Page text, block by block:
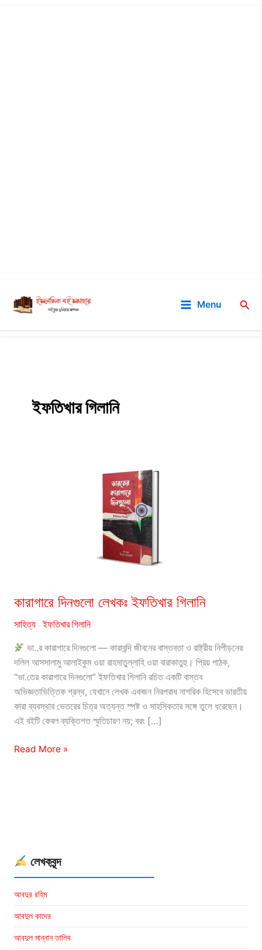
content
Menu
ইফতিখার গিলানি
কারাগারে দিনগুলো লেখকঃ ইফতিখার গিলানি
সাহিত্য ইফতিখার গিলানি
ভা..র কারাগারে দিনগুলো — কারাবন্দি জীবনের বাস্তবতা ও রাষ্ট্রীয় নিপীড়নের
দলিল আসসালামু আলাইকুম ওয়া রাহমাতুল্লাহি ওয়া বারাকাতুহু। প্রিয় পাঠক,
“ভা.তের কারাগারে দিনগুলো” ইফতিখার গিলানি রচিত একটি বাস্তব
অভিজ্ঞতাভিত্তিক গ্রন্থ, যেখানে লেখক একজন নিরপরাধ নাগরিক হিসেবে ভারতীয়
কারা ব্যবস্থার ভেতরের চিত্র অত্যন্ত স্পষ্ট ও সাহসিকতার সঙ্গে তুলে ধরেছেন।
এই বইটি কেবল ব্যক্তিগত স্মৃতিচারণ নয়; বরং […]
কারাগারে
Read More »
লেখকবৃন্দ
আবদুর রহিম
আবদুল কাদের
আবদুল মান্নান তালিব